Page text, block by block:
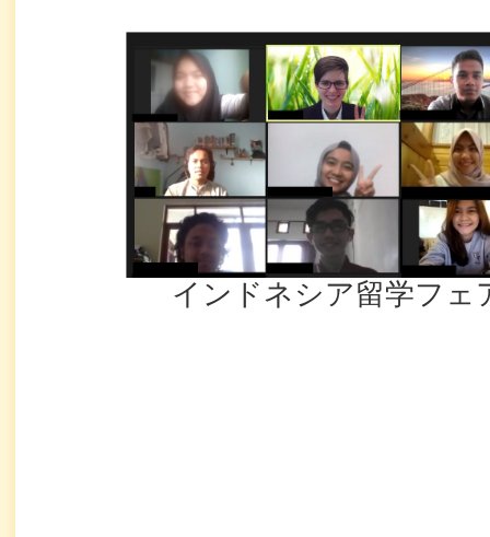
インドネシア留学フェ